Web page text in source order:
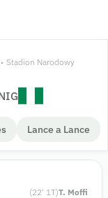
• Stadion Narodowy
Lance a Lance
(22' 1T)T. Moffi